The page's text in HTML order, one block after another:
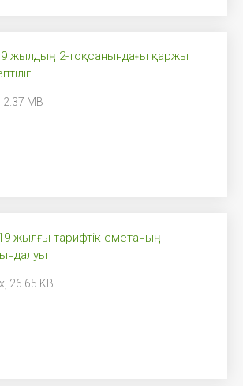
жылдың 2-тоқсанындағы қаржы
2.37 MB
жылғы тарифтік сметаның
26.65 KB